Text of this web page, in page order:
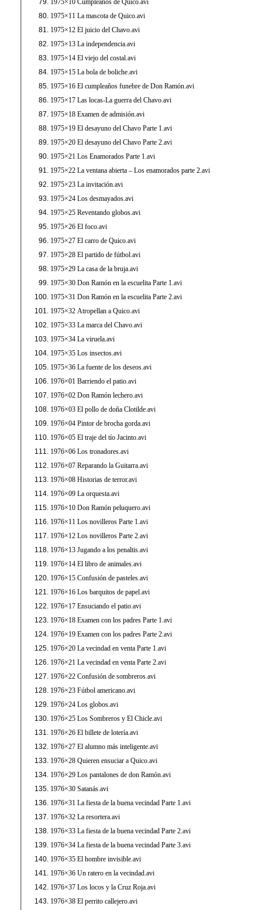
1975×10 Cumpleaños de Quico.avi
1975×11 La mascota de Quico.avi
1975×12 El juicio del Chavo.avi
1975×13 La independencia.avi
1975×14 El viejo del costal.avi
1975×15 La bola de boliche.avi
1975×16 El cumpleaños funebre de Don Ramón.avi
1975×17 Las locas-La guerra del Chavo.avi
1975×18 Examen de admisión.avi
1975×19 El desayuno del Chavo Parte 1.avi
1975×20 El desayuno del Chavo Parte 2.avi
1975×21 Los Enamorados Parte 1.avi
1975×22 La ventana abierta – Los enamorados parte 2.avi
1975×23 La invitación.avi
1975×24 Los desmayados.avi
1975×25 Reventando globos.avi
1975×26 El foco.avi
1975×27 El carro de Quico.avi
1975×28 El partido de fútbol.avi
1975×29 La casa de la bruja.avi
1975×30 Don Ramón en la escuelita Parte 1.avi
1975×31 Don Ramón en la escuelita Parte 2.avi
1975×32 Atropellan a Quico.avi
1975×33 La marca del Chavo.avi
1975×34 La viruela.avi
1975×35 Los insectos.avi
1975×36 La fuente de los deseos.avi
1976×01 Barriendo el patio.avi
1976×02 Don Ramón lechero.avi
1976×03 El pollo de doña Clotilde.avi
1976×04 Pintor de brocha gorda.avi
1976×05 El traje del tío Jacinto.avi
1976×06 Los tronadores.avi
1976×07 Reparando la Guitarra.avi
1976×08 Historias de terror.avi
1976×09 La orquesta.avi
1976×10 Don Ramón peluquero.avi
1976×11 Los novilleros Parte 1.avi
1976×12 Los novilleros Parte 2.avi
1976×13 Jugando a los penaltis.avi
1976×14 El libro de animales.avi
1976×15 Confusión de pasteles.avi
1976×16 Los barquitos de papel.avi
1976×17 Ensuciando el patio.avi
1976×18 Examen con los padres Parte 1.avi
1976×19 Examen con los padres Parte 2.avi
1976×20 La vecindad en venta Parte 1.avi
1976×21 La vecindad en venta Parte 2.avi
1976×22 Confusión de sombreros.avi
1976×23 Fútbol americano.avi
1976×24 Los globos.avi
1976×25 Los Sombreros y El Chicle.avi
1976×26 El billete de lotería.avi
1976×27 El alumno más inteligente.avi
1976×28 Quieren ensuciar a Quico.avi
1976×29 Los pantalones de don Ramón.avi
1976×30 Satanás.avi
1976×31 La fiesta de la buena vecindad Parte 1.avi
1976×32 La resortera.avi
1976×33 La fiesta de la buena vecindad Parte 2.avi
1976×34 La fiesta de la buena vecindad Parte 3.avi
1976×35 El hombre invisible.avi
1976×36 Un ratero en la vecindad.avi
1976×37 Los locos y la Cruz Roja.avi
1976×38 El perrito callejero.avi